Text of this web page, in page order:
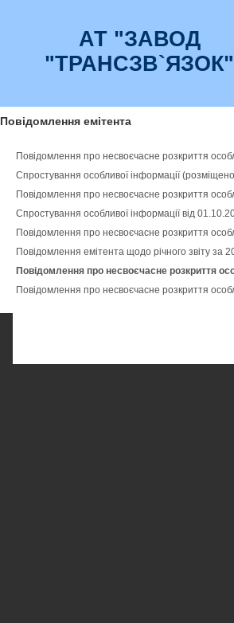
АТ "ЗАВОД
"ТРАНСЗВ`ЯЗОК"
Повідомлення емітента
Повідомлення про несвоєчасне розкриття
Спростування особливої інформації
Повідомлення про несвоєчасне розкриття
Спростування особливої інформації від
Повідомлення про несвоєчасне розкриття
Повідомлення емітента щодо річного звіту за
Повідомлення про несвоєчасне розкриття
Повідомлення про несвоєчасне розкриття